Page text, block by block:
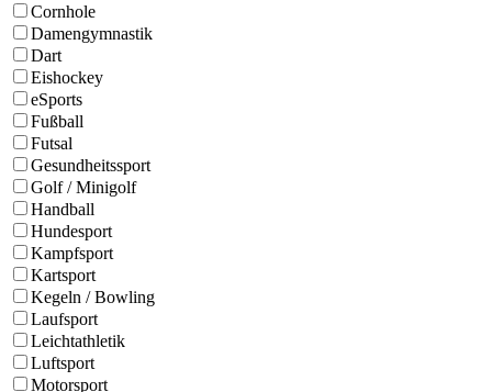
Cornhole
Damengymnastik
Dart
Eishockey
eSports
Fußball
Futsal
Gesundheitssport
Golf / Minigolf
Handball
Hundesport
Kampfsport
Kartsport
Kegeln / Bowling
Laufsport
Leichtathletik
Luftsport
Motorsport